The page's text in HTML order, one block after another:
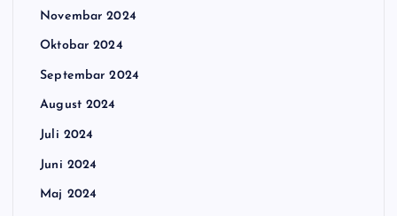
Novembar 2024
Oktobar 2024
Septembar 2024
August 2024
Juli 2024
Juni 2024
Maj 2024